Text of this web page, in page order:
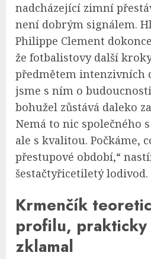
nadcházející zimní
není dobrým signálem.
Philippe Clement
že fotbalistovy další
předmětem intenzivních
jsme s ním o
bohužel zůstává daleko
Nemá to nic společného
ale s kvalitou. Počkáme,
přestupové období,“
šestačtyřicetiletý lodivod.
Krmenčík
profilu, prakticky
zklamal